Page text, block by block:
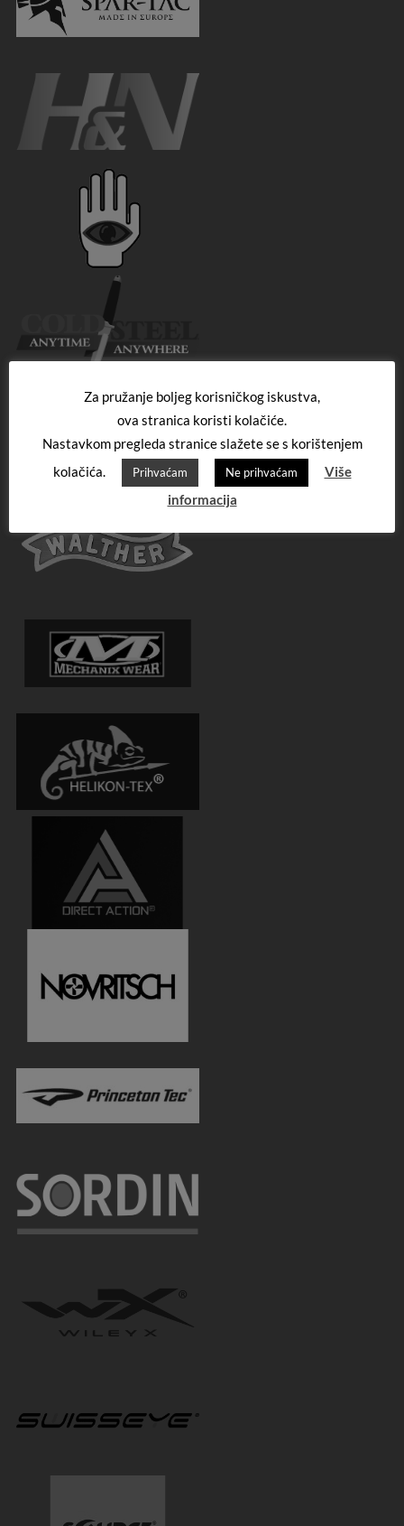
Za pružanje boljeg korisničkog iskustva,
ova stranica koristi kolačiće.
Nastavkom pregleda stranice slažete se s korištenjem
kolačića.
Prihvaćam Ne prihvaćam
Više
informacija